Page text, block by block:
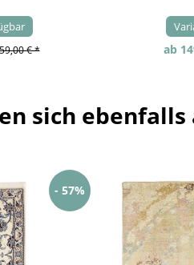
€ * ab
sich ebenfalls
- 57%